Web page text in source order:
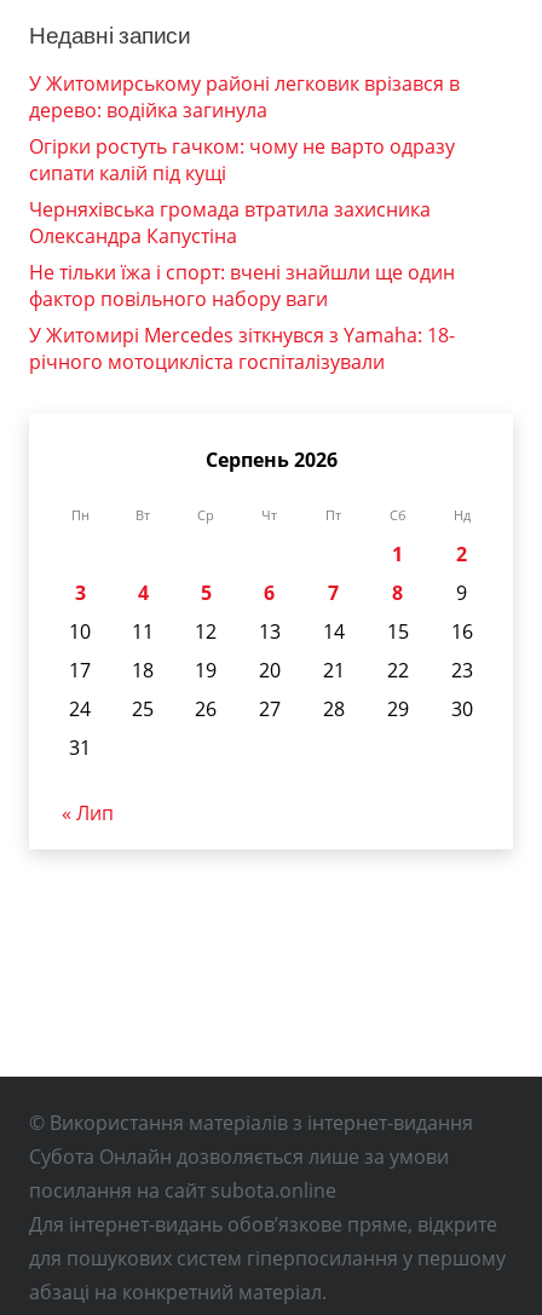
Недавні записи
У Житомирському районі легковик врізався в
дерево: водійка загинула
Огірки ростуть гачком: чому не варто одразу
сипати калій під кущі
Черняхівська громада втратила захисника
Олександра Капустіна
Не тільки їжа і спорт: вчені знайшли ще один
фактор повільного набору ваги
У Житомирі Mercedes зіткнувся з Yamaha: 18-
річного мотоцикліста госпіталізували
Серпень 2026
Пн Вт Ср Чт Пт Сб Нд
1
2
3
4 5 6 7 8
9
10
11 12 13 14 15
16
17
18 19 20 21 22
23
24
25 26 27 28 29
30
31
« Лип
© Використання матеріалів з інтернет-видання
Субота Онлайн дозволяється лише за умови
посилання на сайт subota.online
Для інтернет-видань обов’язкове пряме, відкрите
для пошукових систем гіперпосилання у першому
абзаці на конкретний матеріал.